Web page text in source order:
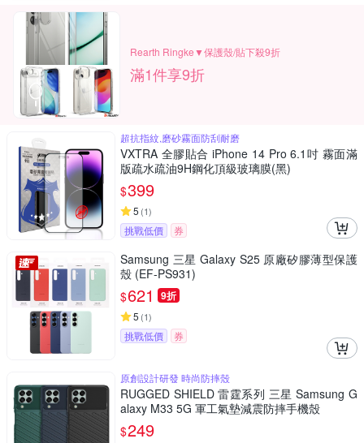
Rearth Ringke▼保護殼/貼下殺9折
滿1件享9折
超抗指紋,磨砂霧面防刮耐磨
VXTRA 全膠貼合 iPhone 14 Pro 6.1吋 霧面滿
版疏水疏油9H鋼化頂級玻璃膜(黑)
$399
5 (1)
挑戰低價 券
Samsung 三星 Galaxy S25 原廠矽膠薄型保護
殼 (EF-PS931)
$621 9折
5 (1)
挑戰低價 券
原創設計研發 時尚防摔殼
RUGGED SHIELD 雷霆系列 三星 Samsung G
alaxy M33 5G 軍工氣墊減震防摔手機殼
$249